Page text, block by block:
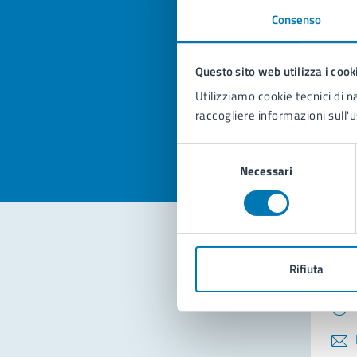
Consenso
Questo sito web utilizza i
Utilizziamo cookie tecnici di
raccogliere informazioni
Necessari
Rifiuta
Valuta